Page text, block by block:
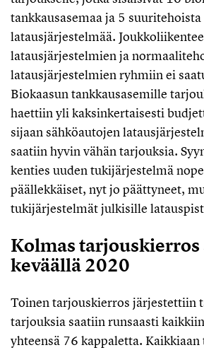
tankkausasemaa ja 5 suuritehoista
latausjärjestelmää.
latausjärjestelmien ja
latausjärjestelmien ryhmiin ei
Biokaasun tankkausasemille
haettiin yli kaksinkertaisesti
sijaan sähköautojen
saatiin hyvin vähän tarjouksia.
kenties uuden tukijärjestelmä
päällekkäiset, nyt jo päättyneet,
tukijärjestelmät julkisille
Kolmas tarjouskierros
keväällä 2020
Toinen tarjouskierros järjestettiin
tarjouksia saatiin runsaasti
yhteensä 76 kappaletta.